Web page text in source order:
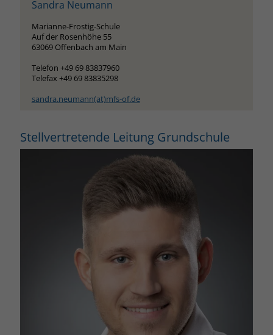
Sandra Neumann
Marianne-Frostig-Schule
Auf der Rosenhöhe 55
63069 Offenbach am Main
Telefon +49 69 83837960
Telefax +49 69 83835298
sandra.neumann(at)mfs-of.de
Stellvertretende Leitung Grundschule